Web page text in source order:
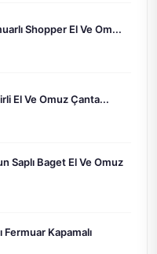
Shopper El Ve Om...
El Ve Omuz Çanta...
Saplı Baget El Ve Omuz
Fermuar Kapamalı